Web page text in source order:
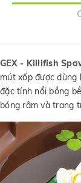
GEX - Killifish
mút xốp được dùng
đặc tính nổi bồng
bóng râm và trang